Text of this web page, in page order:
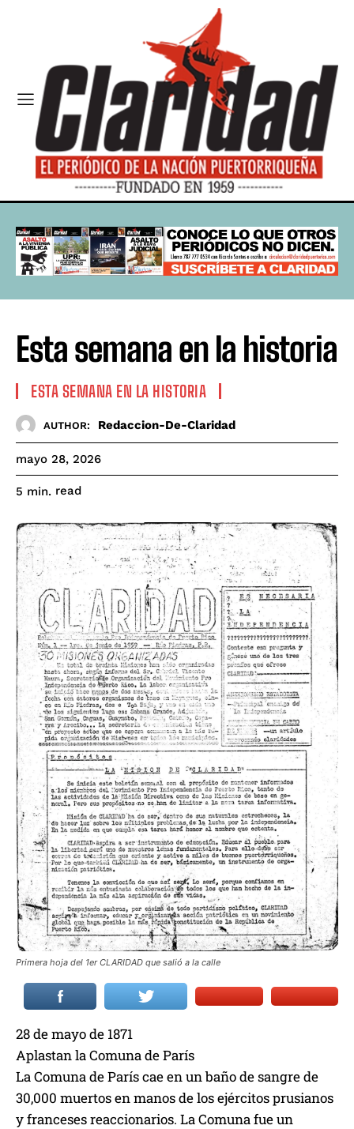
Esta semana en la historia
ESTA SEMANA EN LA HISTORIA
AUTHOR: Redaccion-De-Claridad
mayo 28, 2026
5 min. read
Primera hoja del 1er CLARIDAD que salió a la calle
28 de mayo de 1871
Aplastan la Comuna de París
La Comuna de París cae en un baño de sangre de
30,000 muertos en manos de los ejércitos prusianos
y franceses reaccionarios. La Comuna fue un